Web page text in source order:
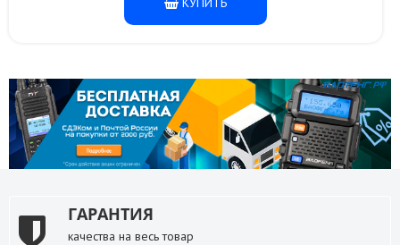
ГАРАНТИЯ
качества на весь товар